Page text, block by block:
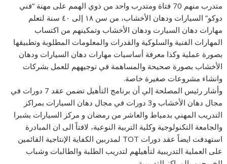
متدرب منهم 70 فتاة ومتدرب واحد من ذوي الهمم على مهنة “فني
دوكو” السيارات ودهان الأخشاب، من سن ١٨ إلى ٤٠ سنة لتعلم
مهارات دهان السيارت ودهان الأخشاب وتمكينهم من اكتساب
المهارات الفنية والسلوكية والقدرات والمعلومات المطلوبة وتطبيقها
بصورة عملية وكذا معرفة أساسيات مهارات دهان السيارات ودهان
الأخشاب بصورة صحيحة والمساهمة في توجيههم للعمل بشركات
وانشاء مشروعات صغيرة خاصة.
وأشار رئيس المصلحة إلي أن برنامج التأهيل تضمن عقد 7 دورات في
مجال دهان الأخشاب و3 دورات في مجال دهان السيارات بمراكز
التدريب المهني بدمياط والعاشر من رمضان و مركز السيارات بشبرا
والجامعة التكنولوجية وكلية التربية النوعية، لافتاً الى ان المبادرة
استهدفت ايضاً عقد دورات TOT لمدربين الكفاية الإنتاجية القائمين
على العملية التدريبية لتأهيلهم لتدريب الطلبة والطالبات وشباب